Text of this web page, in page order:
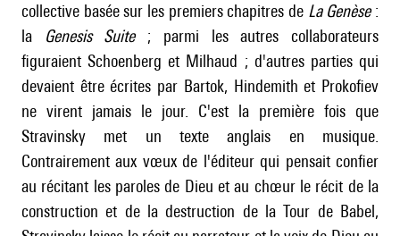
collective basée sur les premiers chapitres de La Genèse:
la
Genesis Suite; parmi les autres collaborateurs
figuraient Schoenberg et Milhaud ; d'autres parties qui
devaient être écrites par Bartok, Hindemith et Prokofiev
ne virent jamais le jour. C'est la première fois que
Stravinsky met un texte anglais en musique.
Contrairement aux vœux de l'éditeur qui pensait confier
au récitant les paroles de Dieu et au chœur le récit de la
construction et de la destruction de la Tour de Babel,